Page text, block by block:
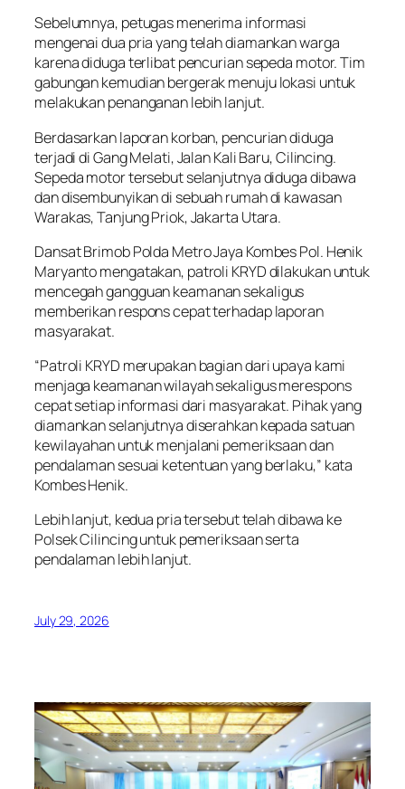
Sebelumnya, petugas menerima informasi
mengenai dua pria yang telah diamankan warga
karena diduga terlibat pencurian sepeda motor. Tim
gabungan kemudian bergerak menuju lokasi untuk
melakukan penanganan lebih lanjut.
Berdasarkan laporan korban, pencurian diduga
terjadi di Gang Melati, Jalan Kali Baru, Cilincing.
Sepeda motor tersebut selanjutnya diduga dibawa
dan disembunyikan di sebuah rumah di kawasan
Warakas, Tanjung Priok, Jakarta Utara.
Dansat Brimob Polda Metro Jaya Kombes Pol. Henik
Maryanto mengatakan, patroli KRYD dilakukan untuk
mencegah gangguan keamanan sekaligus
memberikan respons cepat terhadap laporan
masyarakat.
“Patroli KRYD merupakan bagian dari upaya kami
menjaga keamanan wilayah sekaligus merespons
cepat setiap informasi dari masyarakat. Pihak yang
diamankan selanjutnya diserahkan kepada satuan
kewilayahan untuk menjalani pemeriksaan dan
pendalaman sesuai ketentuan yang berlaku,” kata
Kombes Henik.
Lebih lanjut, kedua pria tersebut telah dibawa ke
Polsek Cilincing untuk pemeriksaan serta
pendalaman lebih lanjut.
July 29, 2026